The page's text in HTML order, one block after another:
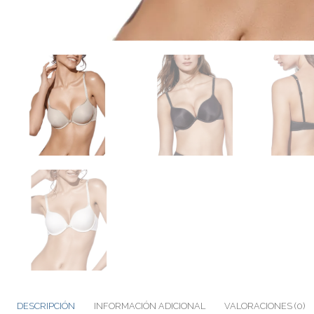
DESCRIPCIÓN INFORMACIÓN ADICIONAL VALORACIONES (0)